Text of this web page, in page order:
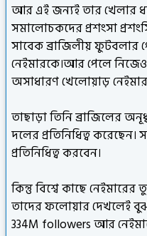
আর এই জন্যই তার খেলার
সমালোচকদের প্রশংসা
সাবেক ব্রাজিলীয় ফুটবলার
নেইমারকে।আর পেলে
অসাধারণ খেলোয়াড়
তাছাড়া তিনি ব্রাজিলের
দলের প্রতিনিধিত্ব করেছেন।
প্রতিনিধিত্ব করবেন।
কিন্তু বিশ্বে কাছে
তাদের ফলোয়ার দেখলেই
334M followers আর